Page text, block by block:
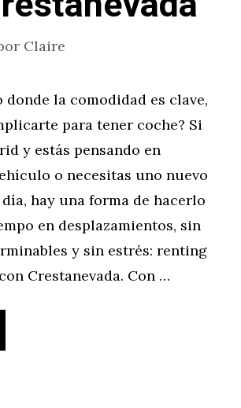
Claire
donde la comodidad es clave,
para tener coche? Si
y estás pensando en
o necesitas uno nuevo
hay una forma de hacerlo
en desplazamientos, sin
y sin estrés: renting
Crestanevada. Con …